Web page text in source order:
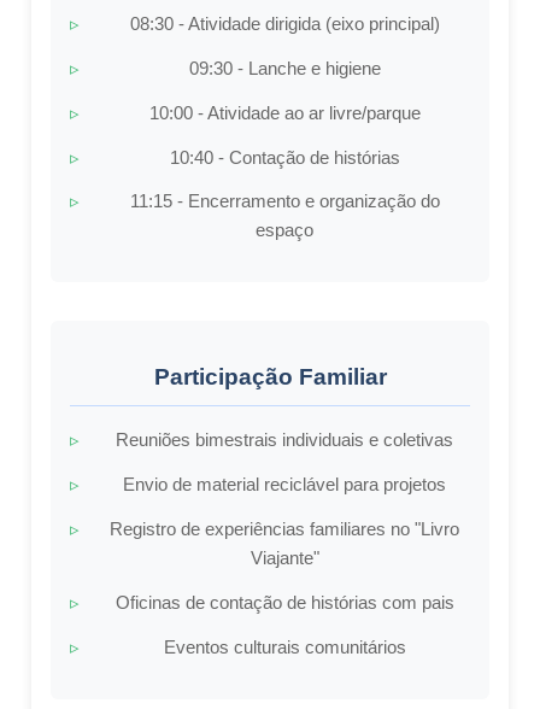
08:30 - Atividade dirigida (eixo principal)
09:30 - Lanche e higiene
10:00 - Atividade ao ar livre/parque
10:40 - Contação de histórias
11:15 - Encerramento e organização do
espaço
Participação Familiar
Reuniões bimestrais individuais e coletivas
Envio de material reciclável para projetos
Registro de experiências familiares no "Livro
Viajante"
Oficinas de contação de histórias com pais
Eventos culturais comunitários